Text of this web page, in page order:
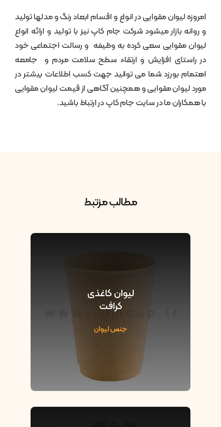
امروزه لیوان مقوایی در انواع و اقسام ابعاد رنگ و مدلها تولید
و روانه بازار میشود شرکت جام کاپ نیز با تولید و ارائه انواع
لیوان مقوایی سعی کرده به وظیفه و رسالت اجتماعی خود
در راستای افزایش و ارتقاء سطح سلامت مردم و جامعه
اهتمام بورزد شما می توانید جهت کسب اطلاعات بیشتر در
مورد لیوان مقوایی و همچنین آگاهی از قیمت لیوان مقوایی
با همکاران ما در سایت جام کاپ در ارتباط باشید.
مطالب مزتبط
لیوان کاغذی
کرافت
جنس لیوان